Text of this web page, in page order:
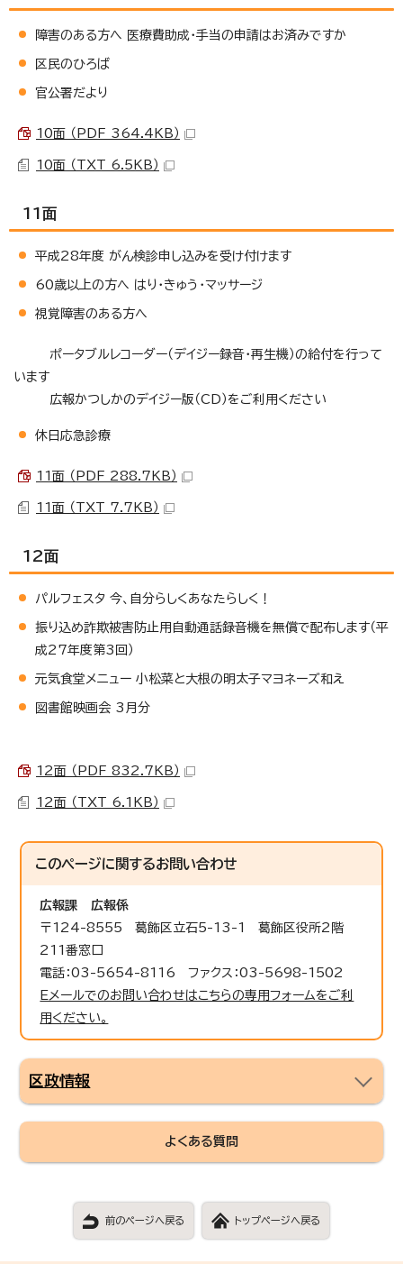
障害のある方へ 医療費助成・手当の申請はお済みですか
区民のひろば
官公署だより
10面 （PDF 364.4KB）
10面 （TXT 6.5KB）
11面
平成28年度 がん検診申し込みを受け付けます
60歳以上の方へ はり・きゅう・マッサージ
視覚障害のある方へ
ポータブルレコーダー（デイジー録音・再生機）の給付を行って
います
広報かつしかのデイジー版（CD）をご利用ください
休日応急診療
11面 （PDF 288.7KB）
11面 （TXT 7.7KB）
12面
パルフェスタ 今、自分らしくあなたらしく！
振り込め詐欺被害防止用自動通話録音機を無償で配布します（平
成27年度第3回）
元気食堂メニュー 小松菜と大根の明太子マヨネーズ和え
図書館映画会 3月分
12面 （PDF 832.7KB）
12面 （TXT 6.1KB）
このページに関するお問い合わせ
広報課
広報係
〒124-8555 葛飾区立石5-13-1 葛飾区役所2階
211番窓口
電話：03-5654-8116 ファクス：03-5698-1502
Eメールでのお問い合わせはこちらの専用フォームをご利
用ください。
区政情報
よくある質問
前のページへ戻る トップページへ戻る